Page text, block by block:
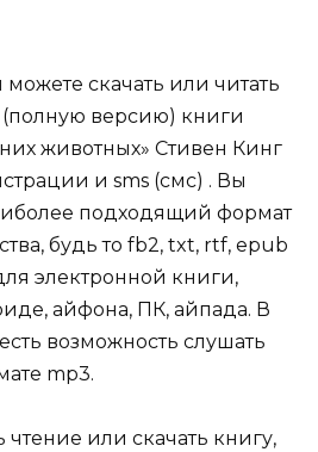
скачать или читать
версию) книги
животных» Стивен Кинг
и sms (смс) . Вы
подходящий формат
будь то fb2, txt, rtf, epub
электронной книги,
айфона, ПК, айпада. В
возможность слушать
mp3.
или скачать книгу,